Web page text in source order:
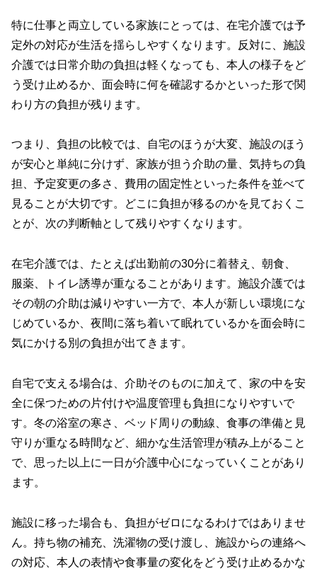
特に仕事と両立している家族にとっては、在宅介護では予
定外の対応が生活を揺らしやすくなります。反対に、施設
介護では日常介助の負担は軽くなっても、本人の様子をど
う受け止めるか、面会時に何を確認するかといった形で関
わり方の負担が残ります。
つまり、負担の比較では、自宅のほうが大変、施設のほう
が安心と単純に分けず、家族が担う介助の量、気持ちの負
担、予定変更の多さ、費用の固定性といった条件を並べて
見ることが大切です。どこに負担が移るのかを見ておくこ
とが、次の判断軸として残りやすくなります。
在宅介護では、たとえば出勤前の30分に着替え、朝食、
服薬、トイレ誘導が重なることがあります。施設介護では
その朝の介助は減りやすい一方で、本人が新しい環境にな
じめているか、夜間に落ち着いて眠れているかを面会時に
気にかける別の負担が出てきます。
自宅で支える場合は、介助そのものに加えて、家の中を安
全に保つための片付けや温度管理も負担になりやすいで
す。冬の浴室の寒さ、ベッド周りの動線、食事の準備と見
守りが重なる時間など、細かな生活管理が積み上がること
で、思った以上に一日が介護中心になっていくことがあり
ます。
施設に移った場合も、負担がゼロになるわけではありませ
ん。持ち物の補充、洗濯物の受け渡し、施設からの連絡へ
の対応、本人の表情や食事量の変化をどう受け止めるかな